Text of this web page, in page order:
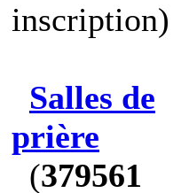
inscription)
Salles de
prière
(379561